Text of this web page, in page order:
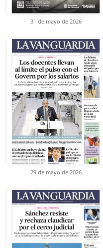
31 de mayo de 2026
29 de mayo de 2026